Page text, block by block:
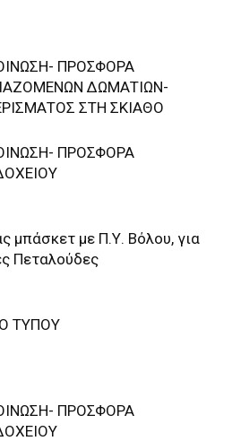
ΠΡΟΣΦΟΡΑ
ΔΩΜΑΤΙΩΝ-
ΣΤΗ ΣΚΙΑΘΟ
ΠΡΟΣΦΟΡΑ
μπάσκετ με Π.Υ. Βόλου, για
Πεταλούδες
ΤΥΠΟΥ
ΠΡΟΣΦΟΡΑ